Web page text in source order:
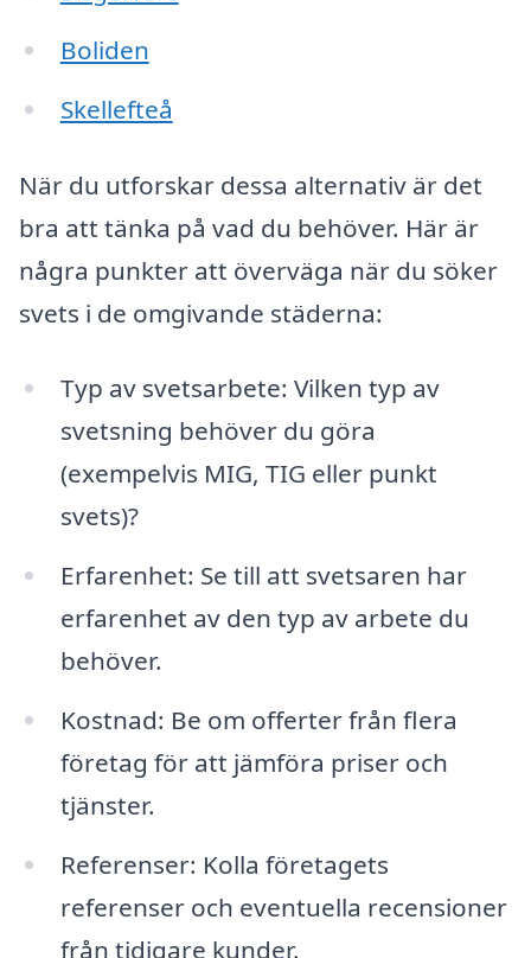
Boliden
Skellefteå
När du utforskar dessa alternativ är det
bra att tänka på vad du behöver. Här är
några punkter att överväga när du söker
svets i de omgivande städerna:
Typ av svetsarbete: Vilken typ av
svetsning behöver du göra
(exempelvis MIG, TIG eller punkt
svets)?
Erfarenhet: Se till att svetsaren har
erfarenhet av den typ av arbete du
behöver.
Kostnad: Be om offerter från flera
företag för att jämföra priser och
tjänster.
Referenser: Kolla företagets
referenser och eventuella recensioner
från tidigare kunder.